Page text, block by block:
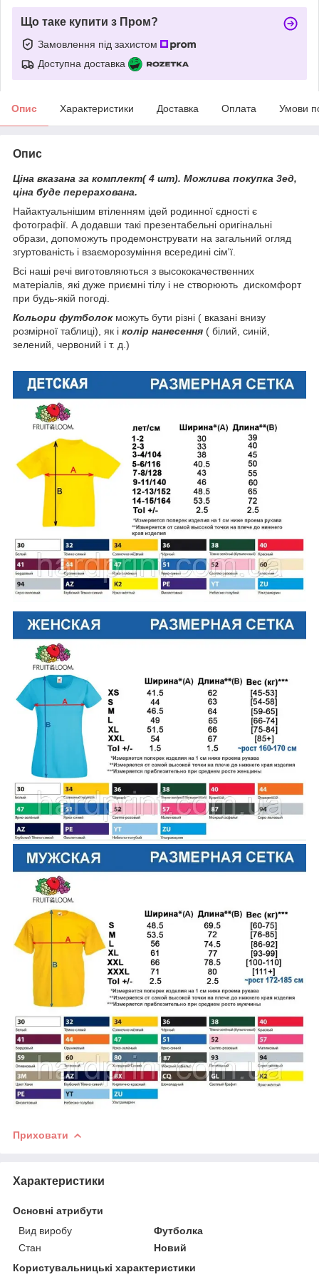
Що таке купити з Пром?
Замовлення під захистом
Доступна доставка
Опис Характеристики Доставка Оплата Умови
Опис
Ціна вказана за комплект( 4 шт). Можлива покупка 3ед,
ціна буде перерахована.
Найактуальнішим втіленням ідей родинної єдності є
фотографії. А додавши такі презентабельні оригінальні
образи, допоможуть продемонструвати на загальний огляд
згуртованість і взаєморозуміння всередині сім'ї.
Всі наші речі виготовляються з высококачественних
матеріалів, які дуже приємні тілу і не створюють дискомфорт
при будь-якій погоді.
Кольори футболокможуть бути різні ( вказані внизу
розмірної таблиці), як і колір нанесення ( білий, синій,
зелений, червоний і т. д.)
Приховати
Характеристики
Основні атрибути
Вид виробу
Футболка
Стан
Новий
Користувальницькі характеристики